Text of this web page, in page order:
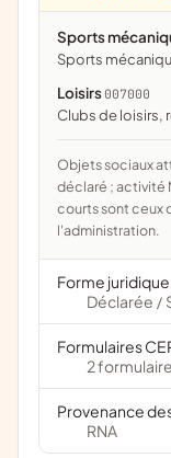
Sports
Sports
Loisirs 007000
clubs de loisirs,
Objets sociaux attribués par l'administration d'après l'objet
déclaré ; activité
courts sont ceux
l'administration.
Forme
Déclarée /
Formulaires
2
Provenance
RNA